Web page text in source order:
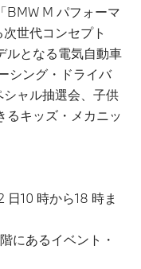
BMW M パフォーマ
世代コンセプト
ルとなる電気自動車
シング・ドライバ
ャル抽選会、子供
るキッズ・メカニッ
日10 時から18 時ま
にあるイベント・